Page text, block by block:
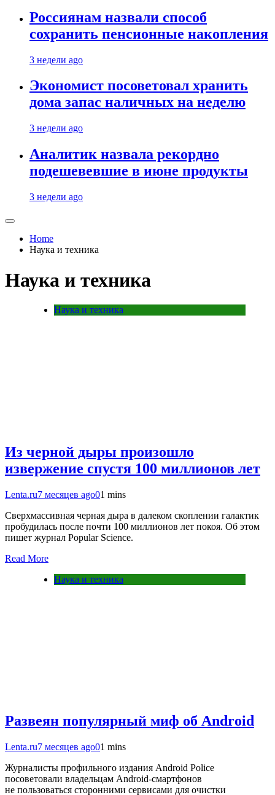
Россиянам назвали способ
сохранить пенсионные накопления
3 недели ago
Экономист посоветовал хранить
дома запас наличных на неделю
3 недели ago
Аналитик назвала рекордно
подешевевшие в июне продукты
3 недели ago
Home
Наука и техника
Наука и техника
Наука и техника
Из черной дыры произошло
извержение спустя 100 миллионов лет
Lenta.ru7 месяцев ago01 mins
Сверхмассивная черная дыра в далеком скоплении галактик
пробудилась после почти 100 миллионов лет покоя. Об этом
пишет журнал Popular Science.
Read More
Наука и техника
Развеян популярный миф об Android
Lenta.ru7 месяцев ago01 mins
Журналисты профильного издания Android Police
посоветовали владельцам Android-смартфонов
не пользоваться сторонними сервисами для очистки